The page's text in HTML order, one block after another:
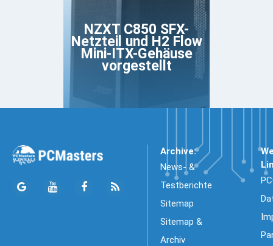
NZXT C850 SFX-
Netzteil und H2 Flow
Mini-ITX-Gehäuse
vorgestellt
Archive:
News- &
Testberichte
Sitemap
Sitemap &
Archiv